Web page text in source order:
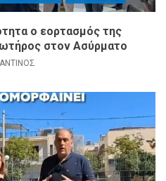
ο εορτασμός της
στον Ασύρματο